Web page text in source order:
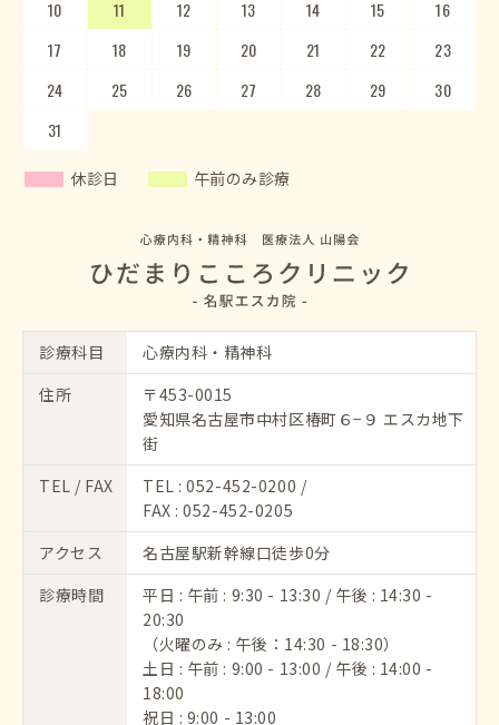
10
11 12 13 14 15
16
17
18 19 20 21 22
23
24
25 26 27 28 29
30
31
14
15 16 17 18 19
20
21
22 23 24 25 26
27
28
29 30
休診日 午前のみ診療
診療科目
心療内科・精神科
住所
〒453-0015
愛知県名古屋市中村区椿町６−９ エスカ地下
街
TEL / FAX
TEL :052-452-0200 /
FAX : 052-452-0205
アクセス
名古屋駅新幹線口徒歩0分
診療時間
平日 : 午前 : 9:30 - 13:30 / 午後 : 14:30 -
20:30
（火曜のみ : 午後：14:30 - 18:30）
土日 : 午前 : 9:00 - 13:00 / 午後 : 14:00 -
18:00
祝日 : 9:00 - 13:00